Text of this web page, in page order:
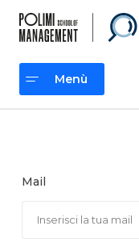
contenuto
Menù
Mail